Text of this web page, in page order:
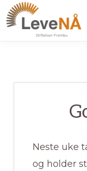
Hopp
til
hovedinnhold
Neste uke
og holder